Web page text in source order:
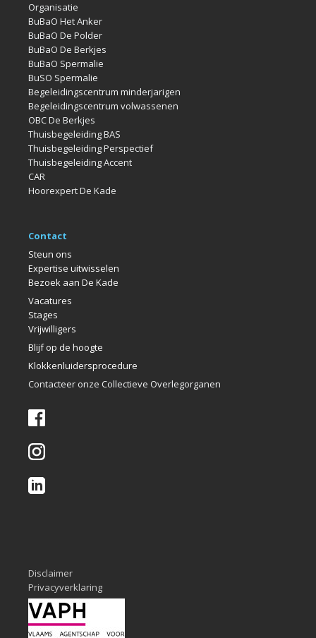
Organisatie
BuBaO Het Anker
BuBaO De Polder
BuBaO De Berkjes
BuBaO Spermalie
BuSO Spermalie
Begeleidingscentrum minderjarigen
Begeleidingscentrum volwassenen
OBC De Berkjes
Thuisbegeleiding BAS
Thuisbegeleiding Perspectief
Thuisbegeleiding Accent
CAR
Hoorexpert De Kade
Contact
Steun ons
Expertise uitwisselen
Bezoek aan De Kade
Vacatures
Stages
Vrijwilligers
Blijf op de hoogte
Klokkenluidersprocedure
Contacteer onze Collectieve Overlegorganen
Disclaimer
Privacyverklaring